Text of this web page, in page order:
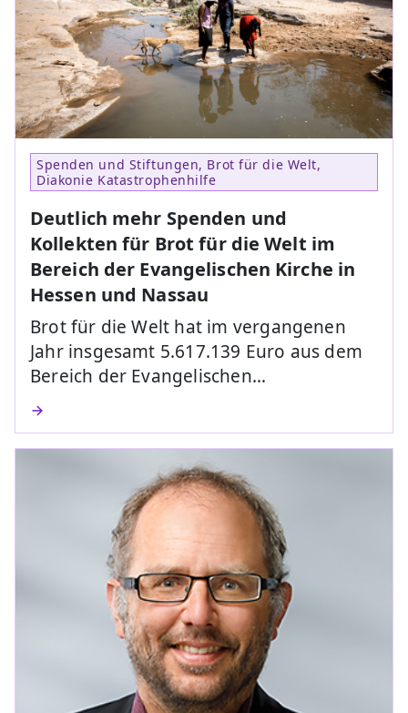
Spenden und Stiftungen, Brot für die Welt,
Diakonie Katastrophenhilfe
Deutlich mehr Spenden und
Kollekten für Brot für die Welt im
Bereich der Evangelischen Kirche in
Hessen und Nassau
Brot für die Welt hat im vergangenen
Jahr insgesamt 5.617.139 Euro aus dem
Bereich der Evangelischen…